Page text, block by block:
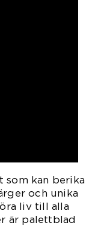
som kan berika
och unika
liv till alla
är palettblad